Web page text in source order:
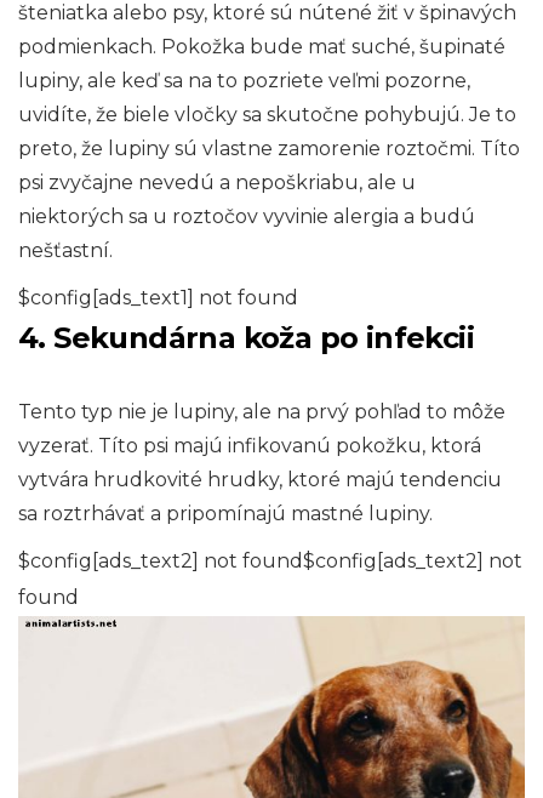
šteniatka alebo psy, ktoré sú nútené žiť v špinavých
podmienkach. Pokožka bude mať suché, šupinaté
lupiny, ale keď sa na to pozriete veľmi pozorne,
uvidíte, že biele vločky sa skutočne pohybujú. Je to
preto, že lupiny sú vlastne zamorenie roztočmi. Títo
psi zvyčajne nevedú a nepoškriabu, ale u
niektorých sa u roztočov vyvinie alergia a budú
nešťastní.
$config[ads_text1] not found
4. Sekundárna koža po infekcii
Tento typ nie je lupiny, ale na prvý pohľad to môže
vyzerať. Títo psi majú infikovanú pokožku, ktorá
vytvára hrudkovité hrudky, ktoré majú tendenciu
sa roztrhávať a pripomínajú mastné lupiny.
$config[ads_text2] not found$config[ads_text2] not
found